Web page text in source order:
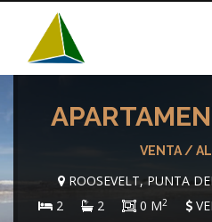
VENTA /
ROOSEVELT, PUNTA
2
2 0 M2